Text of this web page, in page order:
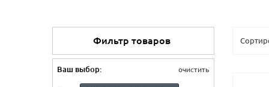
Фильтр товаров
Ваш выбор: очистить